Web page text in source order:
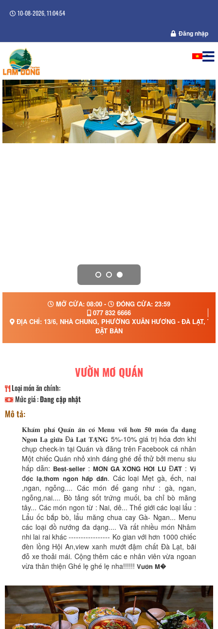
10-08-2026, 11:04:54
Đăng nhập
MỞ CỬA: 08:00 -
ĐÓNG CỬA: 23:59
077 832 6666
ĐỊA CHỈ: 13/6, NHÀ CHUNG, PHƯỜNG XUÂN HƯƠNG - ĐÀ LẠT,
ĐẶT BÀN
VƯỜN MƠ QUÁN
Loại món ăn chính:
Mức giá :Đang cập nhật
Mô tả:
𝐊𝐡𝐚́𝐦 𝐩𝐡𝐚́ 𝐐𝐮𝐚́𝐧 𝐚̆𝐧 𝐜𝐨́ 𝐌𝐞𝐧𝐮 𝐯𝐨̛́𝐢 𝐡𝐨̛𝐧 𝟓𝟎 𝐦𝐨́𝐧 đ𝐚 𝐝𝐚̣𝐧𝐠
𝐍𝐠𝐨𝐧 𝐋𝐚̣ 𝐠𝐢𝐮̛̃𝐚 Đ𝐚̀ 𝐋𝐚̣𝐭 𝐓𝐀̣̆𝐍𝐆 5%-10% giá trị hóa đơn khi
chụp check-in tại Quán và đăng trên Facebook cá nhân
Một chiếc Quán nhỏ xinh đáng ghé để thử bởi menu siu
hấp dẫn: 𝗕𝗲𝘀𝘁-𝘀𝗲𝗹𝗹𝗲𝗿 : 𝗠𝗢́𝗡 𝗚𝗔̀ 𝗫𝗢̂𝗡𝗚 𝗛𝗢̛𝗜 𝗟𝗨 Đ𝗔̂́𝗧 : 𝗩𝗶̣
đ𝗼̣̂𝗰 𝗹𝗮̣,𝘁𝗵𝗼̛𝗺 𝗻𝗴𝗼𝗻 𝗵𝗮̂́𝗽 𝗱𝗮̂̃𝗻. Các loại Mẹt gà, ếch, nai
,ngan, ngỗng.... Các món đế gang như : gà, ngan,
ngỗng,nai.... Bò tảng sốt trứng muối, ba chỉ bò măng
tây... Các món ngon từ : Nai, dê... Thế giới các loại lẩu :
Lẩu ốc bắp bò, lẩu măng chua cay Gà- Ngan... Menu
các loại đồ nướng đa dạng.... Và rất nhiều món Nhâm
nhi lai rai khác ----------------- Ko gian với hơn 1000 chiếc
đèn lồng Hội An,view xanh mướt đậm chất Đà Lạt, bãi
đỗ xe thoải mái. Cộng thêm các e nhân viên vừa ngoan
vừa thân thiện Ghé lẹ ghé lẹ nha!!!!!! 𝗩𝘂̛𝗼̛̀𝗻 𝗠�